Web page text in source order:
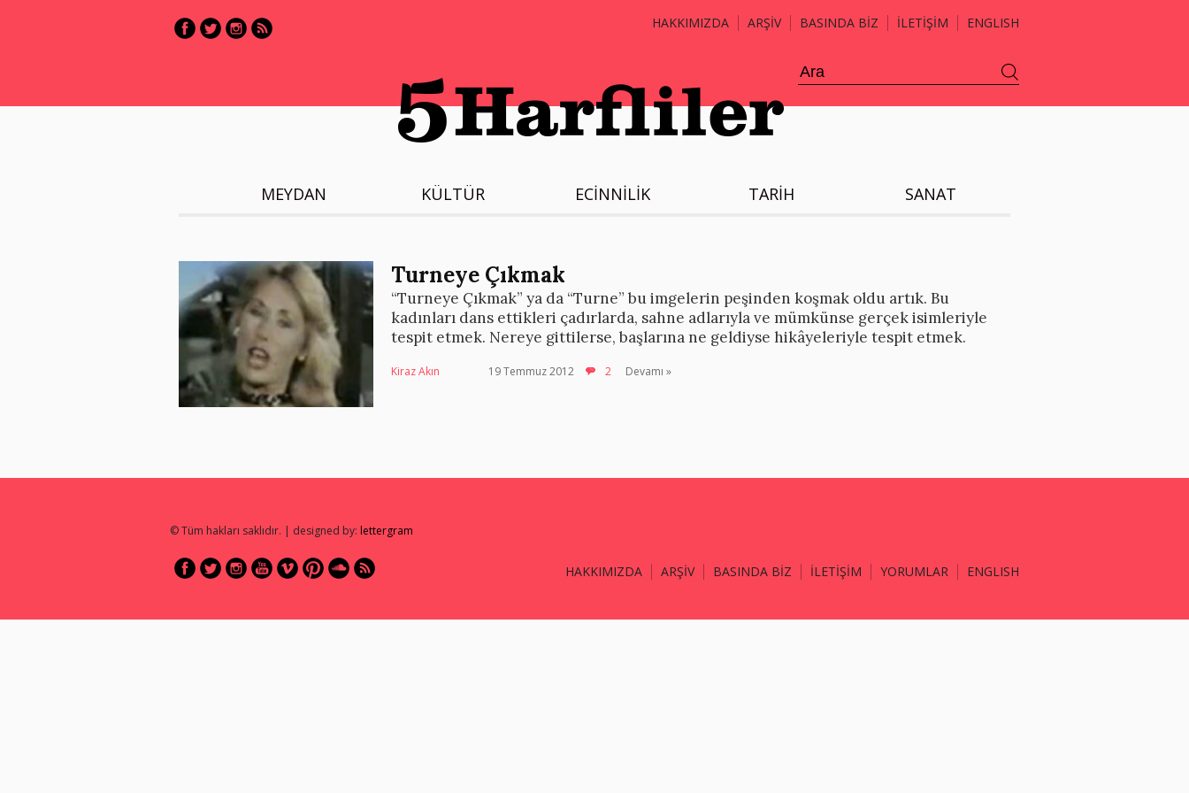
HAKKIMIZDA ARŞİV BASINDA BİZ İLETİŞİM ENGLISH
MEYDAN KÜLTÜR ECİNNİLİK TARİH SANAT
Turneye Çıkmak
“Turneye Çıkmak” ya da “Turne” bu imgelerin peşinden koşmak oldu artık. Bu
kadınları dans ettikleri çadırlarda, sahne adlarıyla ve mümkünse gerçek isimleriyle
tespit etmek. Nereye gittilerse, başlarına ne geldiyse hikâyeleriyle tespit etmek.
Kiraz Akın 19 Temmuz 2012 2 Devamı »
© Tüm hakları saklıdır. | designed by: lettergram
HAKKIMIZDA ARŞİV BASINDA BİZ İLETİŞİM YORUMLAR ENGLISH